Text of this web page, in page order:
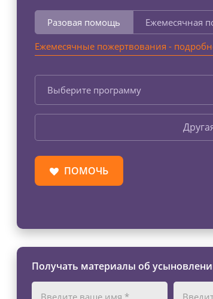
Разовая помощь
Ежемесячная
Ежемесячные пожертвования -
Выберите программу
ПОМОЧЬ
Получать материалы об